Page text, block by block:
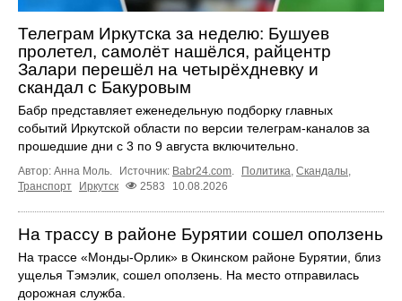
Телеграм Иркутска за неделю: Бушуев
пролетел, самолёт нашёлся, райцентр
Залари перешёл на четырёхдневку и
скандал с Бакуровым
Бабр представляет еженедельную подборку главных
событий Иркутской области по версии телеграм-каналов за
прошедшие дни с 3 по 9 августа включительно.
Автор: Анна Моль. Источник: Babr24.com. Политика, Скандалы,
Транспорт
Иркутск 2583 10.08.2026
На трассу в районе Бурятии сошел оползень
На трассе «Монды-Орлик» в Окинском районе Бурятии, близ
ущелья Тэмэлик, сошел оползень. На место отправилась
дорожная служба.